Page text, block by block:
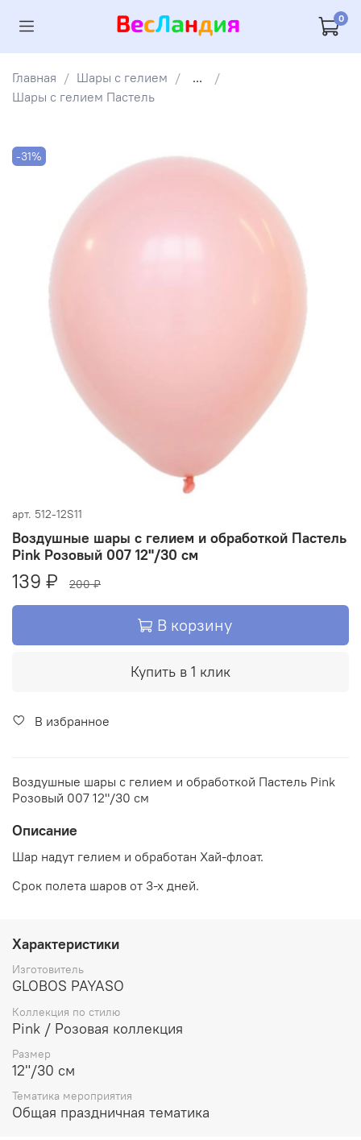
0
Главная Шары с гелием
...
Шары с гелием Пастель
-31%
арт. 512-12S11
Воздушные шары с гелием и обработкой Пастель
Pink Розовый 007 12"/30 см
139 ₽ 200 ₽
В корзину
Купить в 1 клик
В избранное
Воздушные шары с гелием и обработкой Пастель Pink
Розовый 007 12"/30 см
Описание
Шар надут гелием и обработан Хай-флоат.
Срок полета шаров от 3-х дней.
Характеристики
Изготовитель
GLOBOS PAYASO
Коллекция по стилю
Pink / Розовая коллекция
Размер
12"/30 см
Тематика мероприятия
Общая праздничная тематика